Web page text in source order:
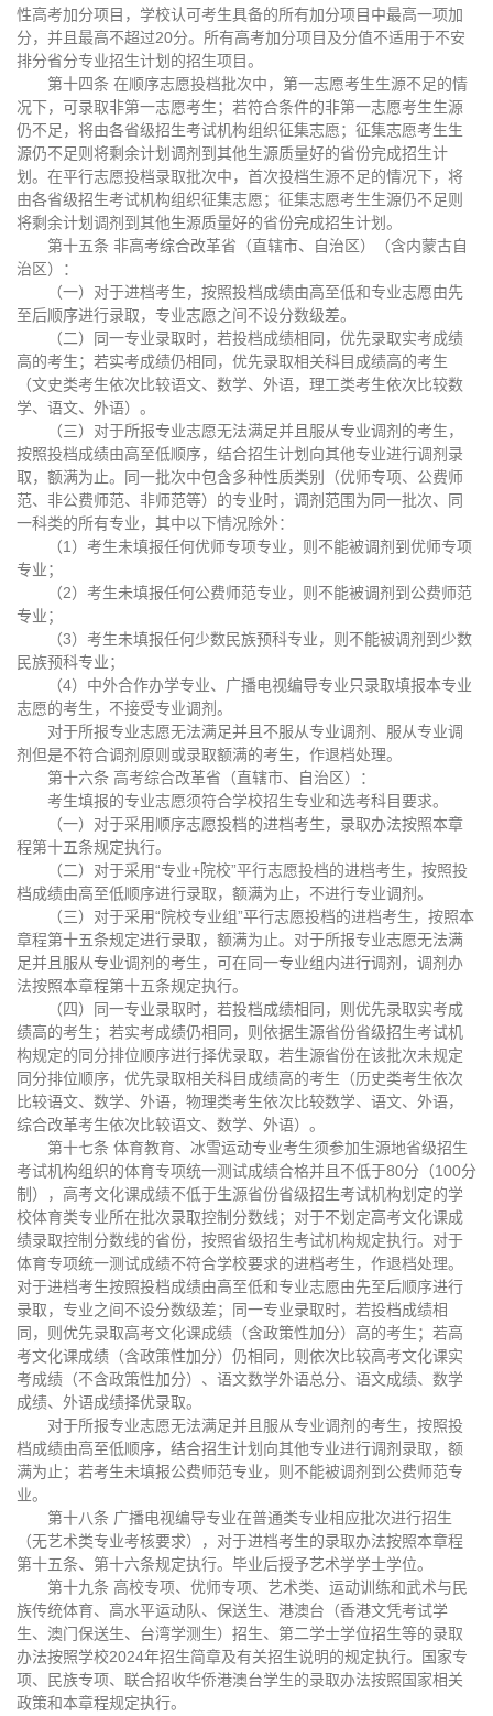
性高考加分项目，学校认可考生具备的所有加分项目中最高一项加
分，并且最高不超过20分。所有高考加分项目及分值不适用于不安
排分省分专业招生计划的招生项目。
第十四条 在顺序志愿投档批次中，第一志愿考生生源不足的情
况下，可录取非第一志愿考生；若符合条件的非第一志愿考生生源
仍不足，将由各省级招生考试机构组织征集志愿；征集志愿考生生
源仍不足则将剩余计划调剂到其他生源质量好的省份完成招生计
划。在平行志愿投档录取批次中，首次投档生源不足的情况下，将
由各省级招生考试机构组织征集志愿；征集志愿考生生源仍不足则
将剩余计划调剂到其他生源质量好的省份完成招生计划。
第十五条 非高考综合改革省（直辖市、自治区）（含内蒙古自
治区）：
（一）对于进档考生，按照投档成绩由高至低和专业志愿由先
至后顺序进行录取，专业志愿之间不设分数级差。
（二）同一专业录取时，若投档成绩相同，优先录取实考成绩
高的考生；若实考成绩仍相同，优先录取相关科目成绩高的考生
（文史类考生依次比较语文、数学、外语，理工类考生依次比较数
学、语文、外语）。
（三）对于所报专业志愿无法满足并且服从专业调剂的考生，
按照投档成绩由高至低顺序，结合招生计划向其他专业进行调剂录
取，额满为止。同一批次中包含多种性质类别（优师专项、公费师
范、非公费师范、非师范等）的专业时，调剂范围为同一批次、同
一科类的所有专业，其中以下情况除外：
（1）考生未填报任何优师专项专业，则不能被调剂到优师专项
专业；
（2）考生未填报任何公费师范专业，则不能被调剂到公费师范
专业；
（3）考生未填报任何少数民族预科专业，则不能被调剂到少数
民族预科专业；
（4）中外合作办学专业、广播电视编导专业只录取填报本专业
志愿的考生，不接受专业调剂。
对于所报专业志愿无法满足并且不服从专业调剂、服从专业调
剂但是不符合调剂原则或录取额满的考生，作退档处理。
第十六条 高考综合改革省（直辖市、自治区）：
考生填报的专业志愿须符合学校招生专业和选考科目要求。
（一）对于采用顺序志愿投档的进档考生，录取办法按照本章
程第十五条规定执行。
（二）对于采用“专业+院校”平行志愿投档的进档考生，按照投
档成绩由高至低顺序进行录取，额满为止，不进行专业调剂。
（三）对于采用“院校专业组”平行志愿投档的进档考生，按照本
章程第十五条规定进行录取，额满为止。对于所报专业志愿无法满
足并且服从专业调剂的考生，可在同一专业组内进行调剂，调剂办
法按照本章程第十五条规定执行。
（四）同一专业录取时，若投档成绩相同，则优先录取实考成
绩高的考生；若实考成绩仍相同，则依据生源省份省级招生考试机
构规定的同分排位顺序进行择优录取，若生源省份在该批次未规定
同分排位顺序，优先录取相关科目成绩高的考生（历史类考生依次
比较语文、数学、外语，物理类考生依次比较数学、语文、外语，
综合改革考生依次比较语文、数学、外语）。
第十七条 体育教育、冰雪运动专业考生须参加生源地省级招生
考试机构组织的体育专项统一测试成绩合格并且不低于80分（100分
制），高考文化课成绩不低于生源省份省级招生考试机构划定的学
校体育类专业所在批次录取控制分数线；对于不划定高考文化课成
绩录取控制分数线的省份，按照省级招生考试机构规定执行。对于
体育专项统一测试成绩不符合学校要求的进档考生，作退档处理。
对于进档考生按照投档成绩由高至低和专业志愿由先至后顺序进行
录取，专业之间不设分数级差；同一专业录取时，若投档成绩相
同，则优先录取高考文化课成绩（含政策性加分）高的考生；若高
考文化课成绩（含政策性加分）仍相同，则依次比较高考文化课实
考成绩（不含政策性加分）、语文数学外语总分、语文成绩、数学
成绩、外语成绩择优录取。
对于所报专业志愿无法满足并且服从专业调剂的考生，按照投
档成绩由高至低顺序，结合招生计划向其他专业进行调剂录取，额
满为止；若考生未填报公费师范专业，则不能被调剂到公费师范专
业。
第十八条 广播电视编导专业在普通类专业相应批次进行招生
（无艺术类专业考核要求），对于进档考生的录取办法按照本章程
第十五条、第十六条规定执行。毕业后授予艺术学学士学位。
第十九条 高校专项、优师专项、艺术类、运动训练和武术与民
族传统体育、高水平运动队、保送生、港澳台（香港文凭考试学
生、澳门保送生、台湾学测生）招生、第二学士学位招生等的录取
办法按照学校2024年招生简章及有关招生说明的规定执行。国家专
项、民族专项、联合招收华侨港澳台学生的录取办法按照国家相关
政策和本章程规定执行。